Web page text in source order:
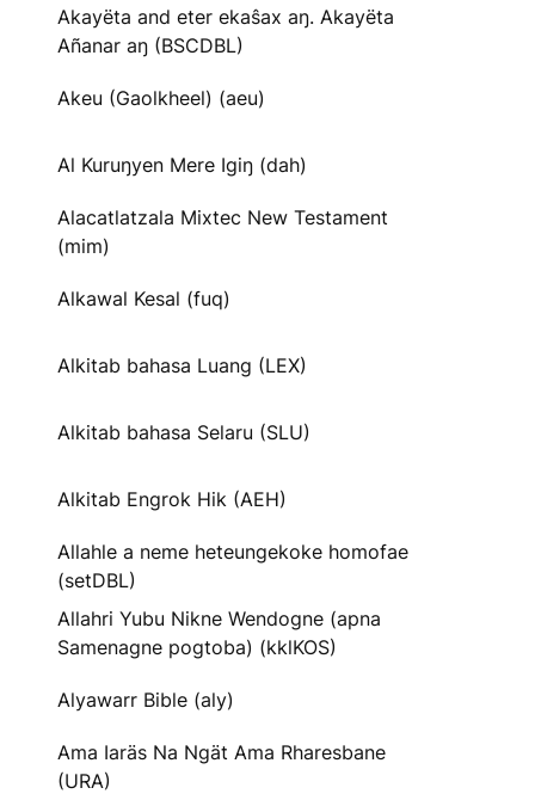
Akayëta and eter ekaŝax aŋ. Akayëta
Añanar aŋ (BSCDBL)
Akeu (Gaolkheel) (aeu)
Al Kuruŋyen Mere Igiŋ (dah)
Alacatlatzala Mixtec New Testament
(mim)
Alkawal Kesal (fuq)
Alkitab bahasa Luang (LEX)
Alkitab bahasa Selaru (SLU)
Alkitab Engrok Hik (AEH)
Allahle a neme heteungekoke homofae
(setDBL)
Allahri Yubu Nikne Wendogne (apna
Samenagne pogtoba) (kklKOS)
Alyawarr Bible (aly)
Ama Iaräs Na Ngät Ama Rharesbane
(URA)